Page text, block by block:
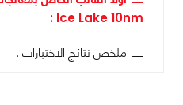
Ice Lake 10nm :
ملخص نتائج الاختبارات :